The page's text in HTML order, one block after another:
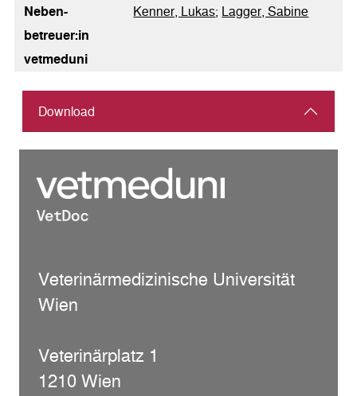
Neben­
betreuer:in
vetmeduni
Kenner, Lukas; Lagger, Sabine
Download
Veterinärmedizinische Universität
Wien
Veterinärplatz 1
1210 Wien